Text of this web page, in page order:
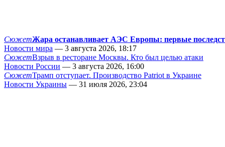
СюжетЖара останавливает АЭС Европы: первые
Новости мира — 3 августа 2026, 18:17
СюжетВзрыв в ресторане Москвы. Кто был целью атаки
Новости России — 3 августа 2026, 16:00
СюжетТрамп отступает. Производство Patriot в Украине
Новости Украины — 31 июля 2026, 23:04